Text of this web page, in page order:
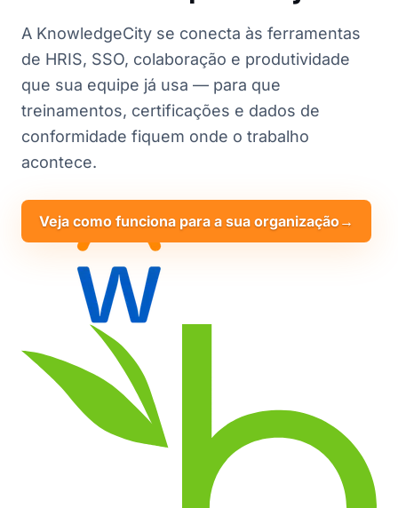
de HRIS, SSO, colaboração e produtividade
que sua equipe já usa — para que
treinamentos, certificações e dados de
conformidade fiquem onde o trabalho
acontece.
Veja como funciona para a sua organização